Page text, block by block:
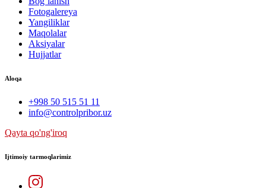
Fotogalereya
Yangiliklar
Maqolalar
Aksiyalar
Hujjatlar
Aloqa
+998 50 515 51 11
info@controlpribor.uz
Qayta qo'ng'iroq
Ijtimoiy tarmoqlarimiz